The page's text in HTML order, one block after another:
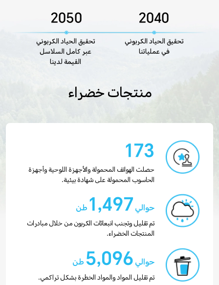
2040
2050
تحقيق الحياد الكربوني
في عملياتنا
تحقيق الحياد الكربوني
عبر كامل السلاسل
القيمة لدينا
منتجات خضراء
173
حصلت الهواتف المحمولة والأجهزة اللوحية وأجهزة
الحاسوب المحمولة على شهادة بيئية.
حوالي1,497طن
تم تقليل وتجنب انبعاثات الكربون من خلال مبادرات
المنتجات الخضراء.
حوالي5,096 طن
تم تقليل المواد والمواد الخطرة بشكل تراكمي.